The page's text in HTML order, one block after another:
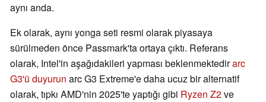
aynı anda.
Ek olarak, aynı yonga seti resmi olarak piyasaya
sürülmeden önce Passmark'ta ortaya çıktı. Referans
olarak, Intel'in aşağıdakileri yapması beklenmektedirarc
G3'ü duyurun arc G3 Extreme'e daha ucuz bir alternatif
olarak, tıpkı AMD'nin 2025'te yaptığı gibi Ryzen Z2ve